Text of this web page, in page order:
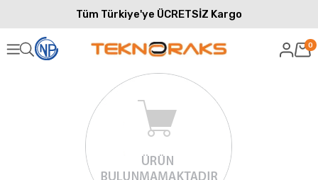
Tüm Türkiye'ye ÜCRETSİZ Kargo
0